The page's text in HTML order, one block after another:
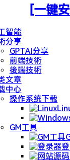
[一键
智能
分享
GPTAI分享
前端技術
後端技術
文章
中心
操作系统下载
GM工具